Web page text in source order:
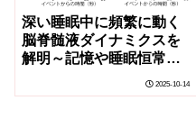
深い睡眠中に頻繁に動く
脳脊髄液ダイナミクスを
解明～記憶や睡眠恒常性
などに重要な脳活動と同
期する脳脊髄液信号～
2025-10-14